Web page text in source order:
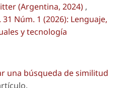
(Argentina, 2024) ,
Núm. 1 (2026): Lenguaje,
y tecnología
una búsqueda de similitud